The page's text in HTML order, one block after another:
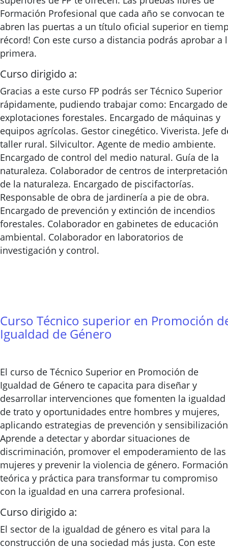
Formación Profesional que cada año se convocan te
abren las puertas a un título oficial superior en
récord! Con este curso a distancia podrás aprobar a
primera.
Curso dirigido a:
Gracias a este curso FP podrás ser Técnico Superior
rápidamente, pudiendo trabajar como: Encargado de
explotaciones forestales. Encargado de máquinas y
equipos agrícolas. Gestor cinegético. Viverista. Jefe
taller rural. Silvicultor. Agente de medio ambiente.
Encargado de control del medio natural. Guía de la
naturaleza. Colaborador de centros de interpretación
de la naturaleza. Encargado de piscifactorías.
Responsable de obra de jardinería a pie de obra.
Encargado de prevención y extinción de incendios
forestales. Colaborador en gabinetes de educación
ambiental. Colaborador en laboratorios de
investigación y control.
Curso Técnico superior en Promoción
Igualdad de Género
El curso de Técnico Superior en Promoción de
Igualdad de Género te capacita para diseñar y
desarrollar intervenciones que fomenten la igualdad
de trato y oportunidades entre hombres y mujeres,
aplicando estrategias de prevención y
Aprende a detectar y abordar situaciones de
discriminación, promover el empoderamiento de las
mujeres y prevenir la violencia de género. Formación
teórica y práctica para transformar tu compromiso
con la igualdad en una carrera profesional.
Curso dirigido a:
El sector de la igualdad de género es vital para la
construcción de una sociedad más justa. Con este